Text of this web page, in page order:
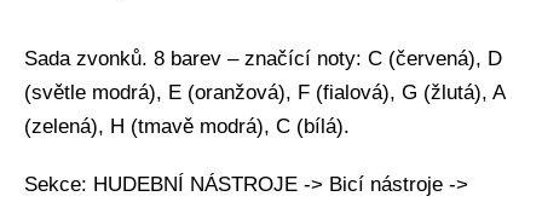
Sada zvonků. 8 barev – značící noty: C (červená), D
(světle modrá), E (oranžová), F (fialová), G (žlutá), A
(zelená), H (tmavě modrá), C (bílá).
Sekce: HUDEBNÍ NÁSTROJE -> Bicí nástroje ->